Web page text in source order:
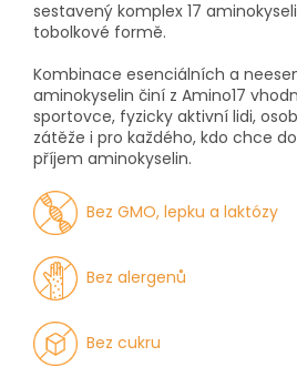
sestavený komplex 17
tobolkové formě.
Kombinace esenciálních a
aminokyselin činí z Amino17
sportovce, fyzicky aktivní lidi,
zátěže i pro každého, kdo chce
příjem aminokyselin.
Bez GMO, lepku a laktózy
Bez alergenů
Bez cukru